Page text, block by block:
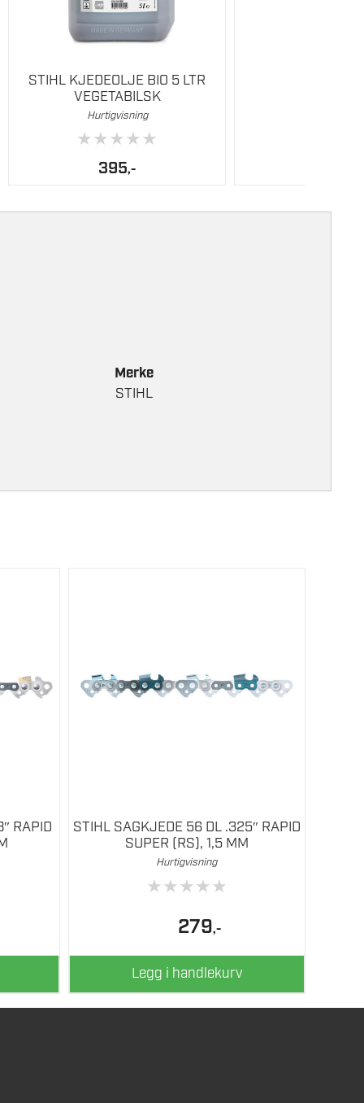
STIHL KJEDEOLJE BIO 5 LTR
VEGETABILSK
Hurtigvisning
★★★★★
395,-
Merke
STIHL
RAPID
STIHL SAGKJEDE 56 DL .325″ RAPID
SUPER (RS), 1,5 MM
Hurtigvisning
★★★★★
279,-
Legg i handlekurv